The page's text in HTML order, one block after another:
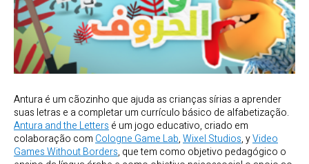
Antura é um cãozinho que ajuda as crianças sírias a aprender
suas letras e a completar um currículo básico de alfabetização.
Antura and the Lettersé um jogo educativo, criado em
colaboração comCologne Game Lab,Wixel Studios, yVideo
Games Without Borders, que tem como objetivo pedagógico o